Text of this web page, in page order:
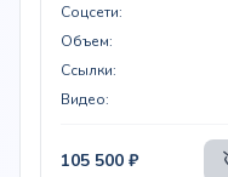
Соцсети:
Объем:
Ссылки:
Видео:
105 500 ₽